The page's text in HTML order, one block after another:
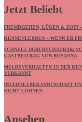
Jetzt Beliebt
FREMDGEHEN, LÜGEN & ZOFF
KENNENLERNEN – WENN ER
SCHNELL DURCHSCHAUBAR:
GASTBEITRAG VON ROSANNA
MELDEVERHALTEN IN DER
VERKANNT
INTERNETBEKANNTSCHAFT
NICHT LOHNEN
Ansehen